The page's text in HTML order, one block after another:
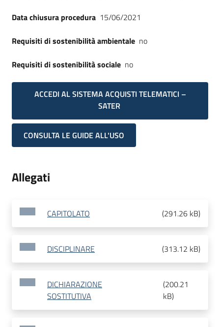
Data chiusura procedura 15/06/2021
Requisiti di sostenibilità ambientale no
Requisiti di sostenibilità sociale no
ACCEDI AL SISTEMA ACQUISTI TELEMATICI –
SATER
CONSULTA LE GUIDE ALL'USO
Allegati
CAPITOLATO (291.26 kB)
DISCIPLINARE (313.12 kB)
DICHIARAZIONE
SOSTITUTIVA
(200.21
kB)